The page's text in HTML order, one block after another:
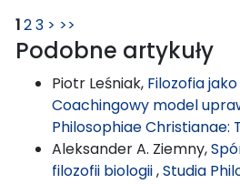
123 > >>
Podobne artykuły
Piotr Leśniak, Filozofia
Coachingowy model
Philosophiae Christianae:
Aleksander A. Ziemny,
filozofii biologii,Studia